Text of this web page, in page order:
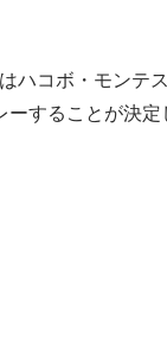
ハコボ・モンテ
することが決定